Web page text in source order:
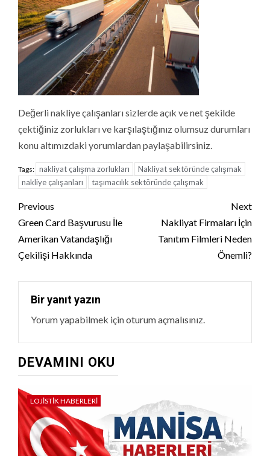
Değerli nakliye çalışanları sizlerde açık ve net şekilde
çektiğiniz zorlukları ve karşılaştığınız olumsuz durumları
konu altımızdaki yorumlardan paylaşabilirsiniz.
Tags: nakliyat çalışma zorlukları
Nakliyat sektöründe çalışmak
nakliye çalışanları
taşımacılık sektöründe çalışmak
Continue
Reading
Previous
Green Card Başvurusu İle
Amerikan Vatandaşlığı
Çekilişi Hakkında
Next
Nakliyat Firmaları İçin
Tanıtım Filmleri Neden
Önemli?
Bir yanıt yazın
Yorum yapabilmek içinoturum açmalısınız
DEVAMINI OKU
LOJISTIK HABERLERI